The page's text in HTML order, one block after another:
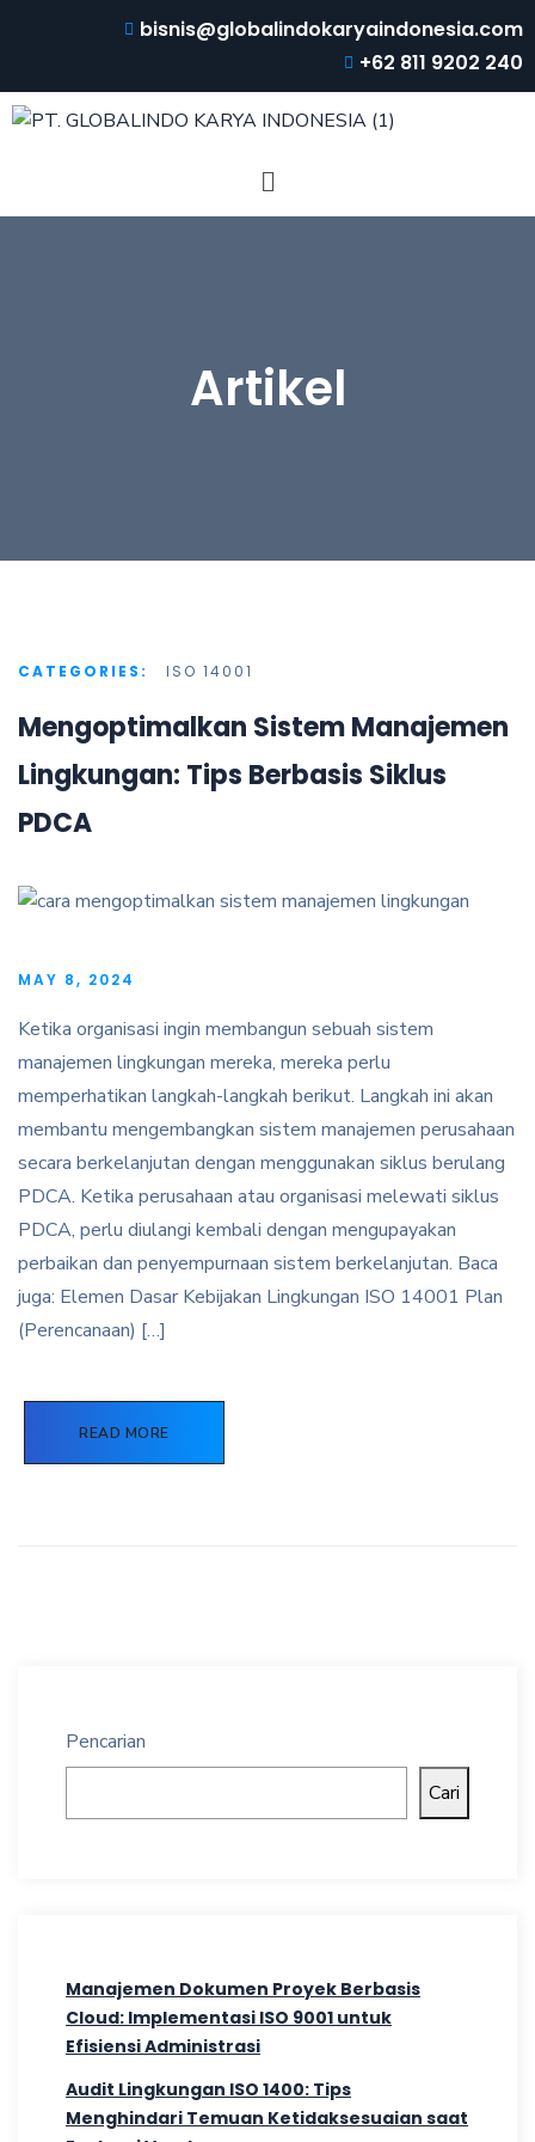
bisnis@globalindokaryaindonesia.com
+62 811 9202 240
Artikel
CATEGORIES: ISO 14001
Mengoptimalkan Sistem Manajemen
Lingkungan: Tips Berbasis Siklus
PDCA
MAY 8, 2024
Ketika organisasi ingin membangun sebuah sistem
manajemen lingkungan mereka, mereka perlu
memperhatikan langkah-langkah berikut. Langkah ini akan
membantu mengembangkan sistem manajemen perusahaan
secara berkelanjutan dengan menggunakan siklus berulang
PDCA. Ketika perusahaan atau organisasi melewati siklus
PDCA, perlu diulangi kembali dengan mengupayakan
perbaikan dan penyempurnaan sistem berkelanjutan. Baca
juga: Elemen Dasar Kebijakan Lingkungan ISO 14001 Plan
(Perencanaan) […]
READ MORE
Pencarian
Cari
Manajemen Dokumen Proyek Berbasis
Cloud: Implementasi ISO 9001 untuk
Efisiensi Administrasi
Audit Lingkungan ISO 1400: Tips
Menghindari Temuan Ketidaksesuaian saat